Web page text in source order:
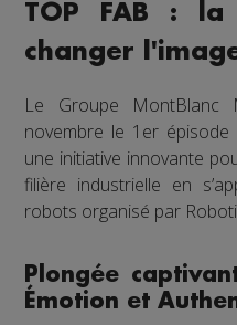
TOP FAB : la
changer
Le Groupe MontBlanc
novembre le 1er
une initiative innovante
filière industrielle en
robots organisé par
Plongée
Émotion et